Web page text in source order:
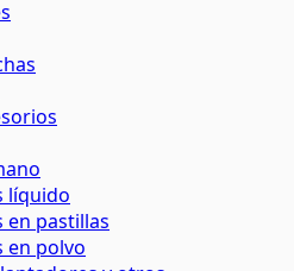
líquido
en pastillas
en polvo